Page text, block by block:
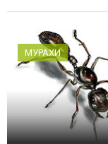
МУРАХИ